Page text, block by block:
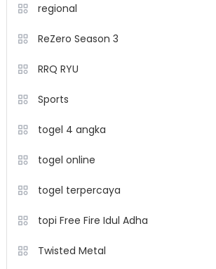
regional
ReZero Season 3
RRQ RYU
Sports
togel 4 angka
togel online
togel terpercaya
topi Free Fire Idul Adha
Twisted Metal